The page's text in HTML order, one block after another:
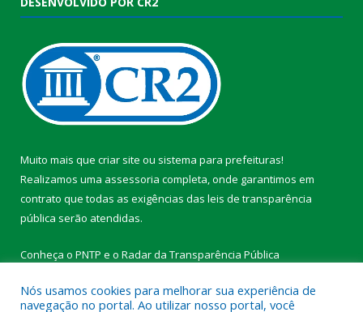
Muito mais que criar site ou sistema para prefeituras!
Realizamos uma assessoria completa, onde garantimos em
contrato que todas as exigências das leis de transparência
pública serão atendidas.
Conheça o PNTP e o Radar da Transparência Pública
Nós usamos cookies para melhorar sua experiência de
navegação no portal. Ao utilizar nosso portal, você